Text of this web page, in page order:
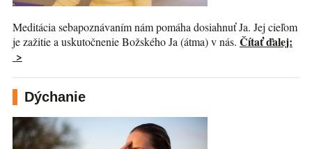
Meditácia sebapoznávaním nám pomáha dosiahnuť Ja. Jej cieľom
je zažitie a uskutočnenie Božského Ja (átma) v nás. Čítať ďalej:
>
Dýchanie